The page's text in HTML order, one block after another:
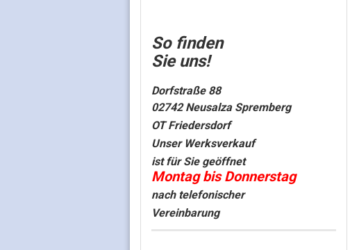
So finden
Sie uns!
Dorfstraße 88
02742 Neusalza Spremberg
OT Friedersdorf
Unser Werksverkauf
ist für Sie geöffnet
Montag bis Donnerstag
nach telefonischer
Vereinbarung